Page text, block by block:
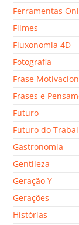
Ferramentas
Filmes
Fluxonomia 4D
Fotografia
Frase
Frases e
Futuro
Futuro do
Gastronomia
Gentileza
Geração Y
Gerações
Histórias